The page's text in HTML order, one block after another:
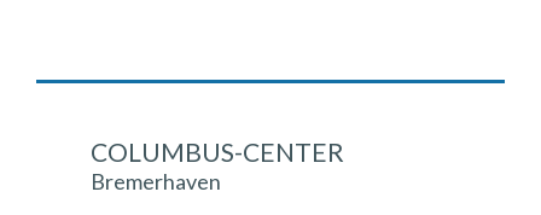
COLUMBUS-CENTER
Bremerhaven